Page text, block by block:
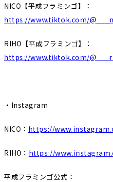
NICO【平成フラミンゴ】：
https://www.tiktok.com/
RIHO【平成フラミンゴ】：
https://www.tiktok.com/
・Instagram
NICO： https://
RIHO： https://
平成フラミンゴ公式：